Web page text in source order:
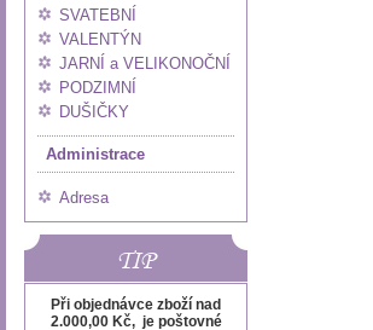
SVATEBNÍ
VALENTÝN
JARNÍ a VELIKONOČNÍ
PODZIMNÍ
DUŠIČKY
Administrace
Adresa
TIP
Při objednávce zboží nad
2.000,00 Kč, je poštovné